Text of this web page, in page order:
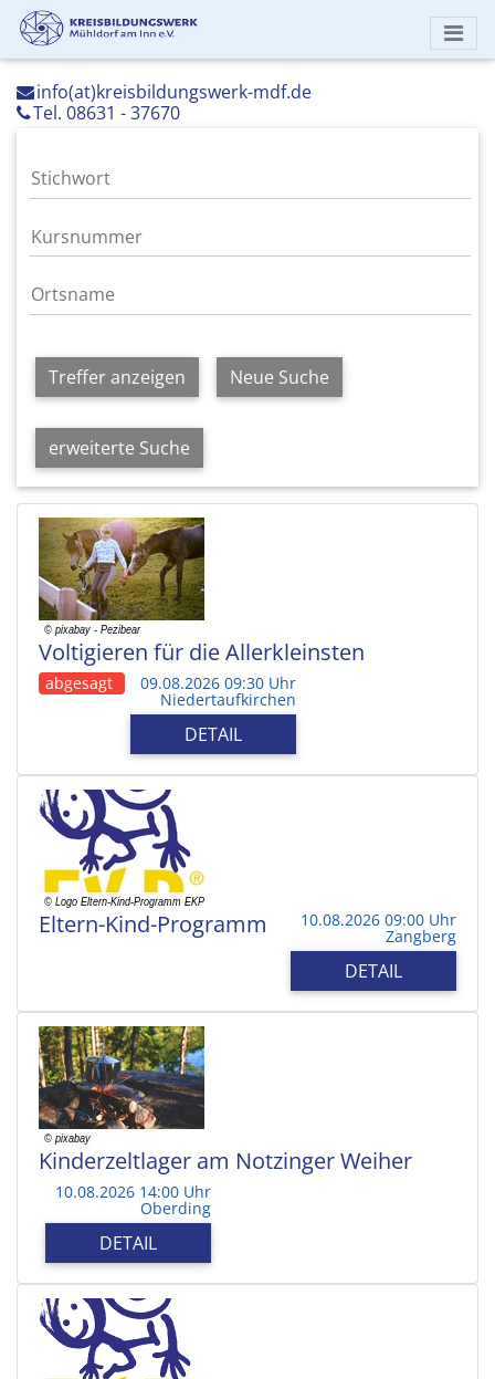
info(at)kreisbildungswerk-mdf.de
Tel. 08631 - 37670
Treffer anzeigen Neue Suche
erweiterte Suche
Voltigieren für die Allerkleinsten
abgesagt 09.08.2026 09:30 Uhr
Niedertaufkirchen
DETAIL
Eltern-Kind-Programm 10.08.2026 09:00 Uhr
Zangberg
DETAIL
Kinderzeltlager am Notzinger Weiher
10.08.2026 14:00 Uhr
Oberding
DETAIL